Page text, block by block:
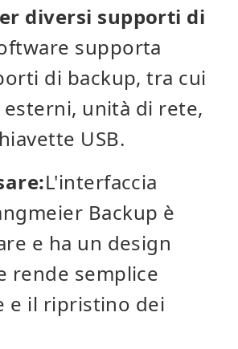
diversi supporti di
supporta
di backup, tra cui
unità di rete,
USB.
L'interfaccia
Backup è
e ha un design
rende semplice
e il ripristino dei